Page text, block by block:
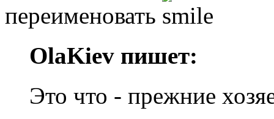
переименовать
OlaKiev пишет:
Это что - прежние